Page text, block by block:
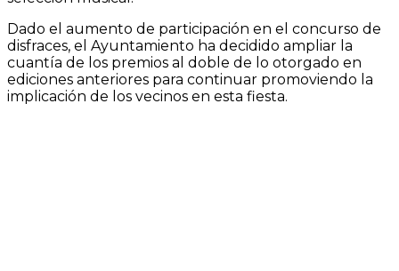
Dado el aumento de participación en el concurso de
disfraces, el Ayuntamiento ha decidido ampliar la
cuantía de los premios al doble de lo otorgado en
ediciones anteriores para continuar promoviendo la
implicación de los vecinos en esta fiesta.